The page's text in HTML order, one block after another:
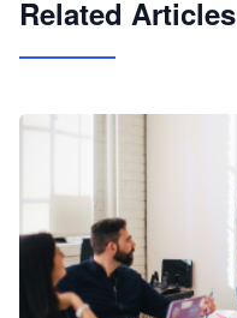
Related Articles